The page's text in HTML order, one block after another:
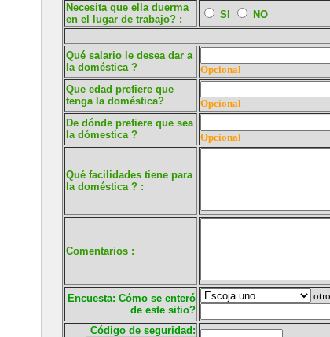
Necesita que ella duerma
en el lugar de trabajo? :
SI NO
Qué salario le desea dar a
la doméstica ?
Opcional
Que edad prefiere que
tenga la doméstica?
Opcional
De dónde prefiere que sea
la dómestica ?
Opcional
Qué facilidades tiene para
la doméstica ? :
Comentarios :
Encuesta: Cómo se enteró
de este sitio?
Código de seguridad: